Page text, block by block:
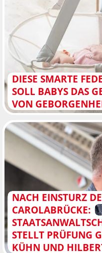
DIESE SMARTE
SOLL BABYS DAS
VON
NACH EINSTURZ
CAROLABRÜCKE:
STELLT PRÜFUNG
KÜHN UND